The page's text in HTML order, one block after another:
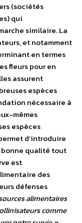
(sociétés
qui
similaire. La
et notamment
en termes
fleurs pour en
assurent
espèces
nécessaire à
mêmes
espèces
d’introduire
bonne qualité tout
est
des
défenses
alimentaires
comme